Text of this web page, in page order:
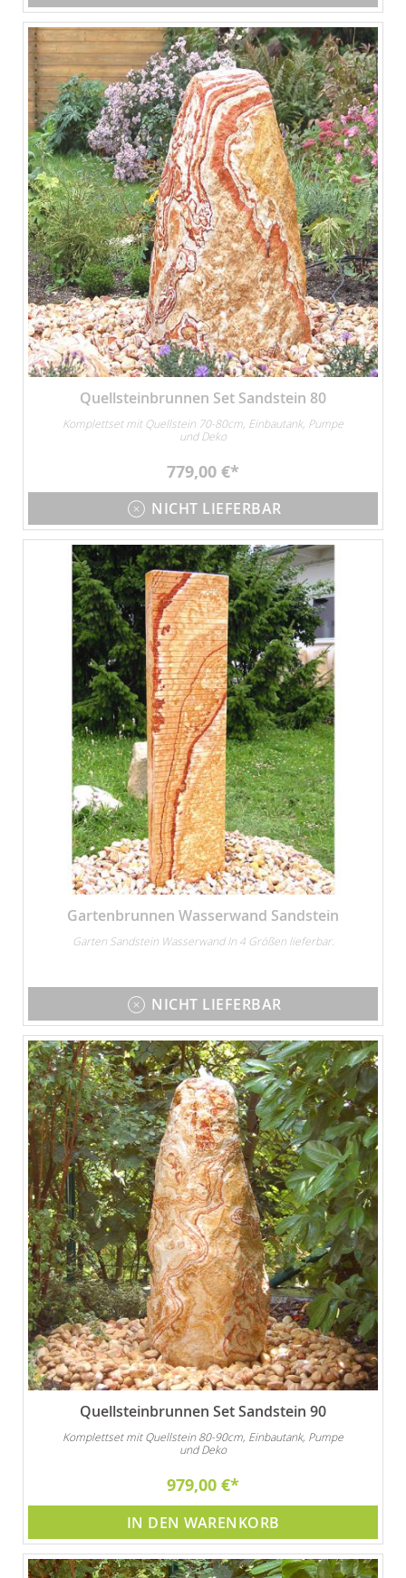
Quellsteinbrunnen Set Sandstein 80
Komplettset mit Quellstein 70-80cm, Einbautank, Pumpe
und Deko
779,00 €
NICHT LIEFERBAR
Gartenbrunnen Wasserwand Sandstein
Garten Sandstein Wasserwand In 4 Größen lieferbar.
NICHT LIEFERBAR
Quellsteinbrunnen Set Sandstein 90
Komplettset mit Quellstein 80-90cm, Einbautank, Pumpe
und Deko
979,00 €
IN DEN WARENKORB